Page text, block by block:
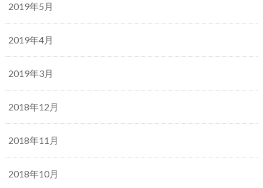
2019年5月
2019年4月
2019年3月
2018年12月
2018年11月
2018年10月